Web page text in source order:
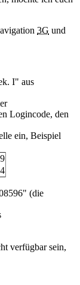
3G und
I" aus
Logincode, den
ein, Beispiel
9
4
(die
verfügbar sein,